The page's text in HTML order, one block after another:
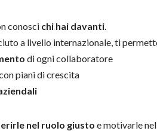
conosci chi hai davanti.
a livello internazionale, ti
di ogni collaboratore
piani di crescita
nel ruolo giusto e motivarle